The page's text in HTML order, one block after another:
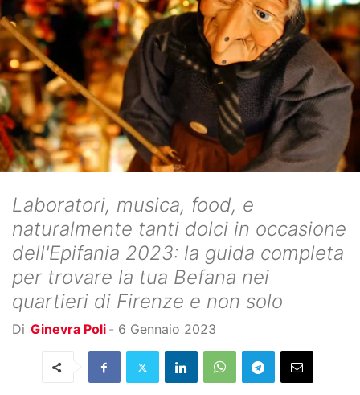
Laboratori, musica, food, e
naturalmente tanti dolci in occasione
dell'Epifania 2023: la guida completa
per trovare la tua Befana nei
quartieri di Firenze e non solo
Di Ginevra Poli - 6 Gennaio 2023